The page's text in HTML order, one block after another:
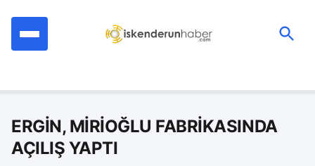
ERGİN, MİRİOĞLU FABRİKASINDA
AÇILIŞ YAPTI